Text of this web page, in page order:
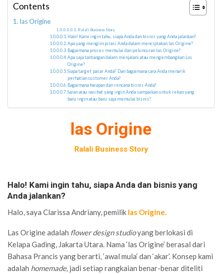
Contents
las Origine
Ralali Business Story
Halo! Kami ingin tahu, siapa Anda dan bisnis yang Anda jalankan?
Apa yang menginspirasi Anda dalam menciptakan las Origine?
Bagaimana proses memulai dan peluncuran las Origine?
Apa saja tantangan dalam menjalani atau mengembangkan Los
Origine?
Siapa target pasar Anda? Dan bagaimana cara Anda menarik
perhatian customer Anda?
Bagaimana harapan dan rencana bisnis Anda?
Saran atau nasihat yang ingin Anda sampaikan untuk rekan yang
baru ingin atau baru saja memulai bisnis?
las Origine
Ralali Business Story
Halo! Kami ingin tahu, siapa Anda dan bisnis yang
Anda jalankan?
Halo, saya Clarissa Andriany, pemilik las Origine.
Las Origine adalah flower design studioyang berlokasi di
Kelapa Gading, Jakarta Utara. Nama ‘las Origine’ berasal dari
Bahasa Prancis yang berarti, ‘awal mula’ dan ‘akar’. Konsep kami
adalah homemade, jadi setiap rangkaian benar-benar diteliti